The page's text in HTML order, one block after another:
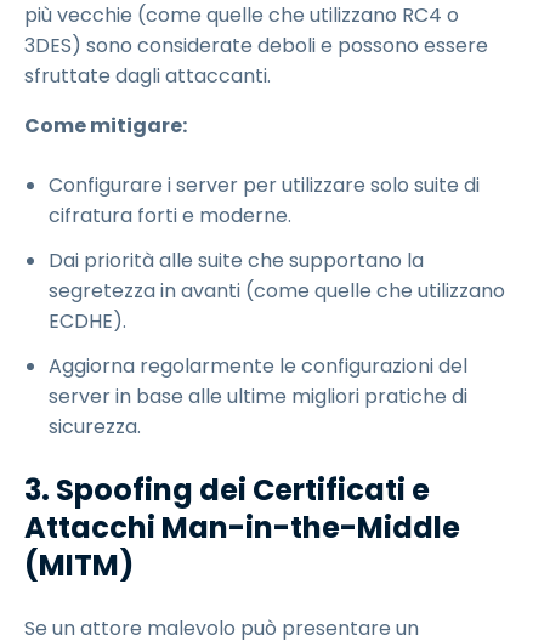
più vecchie (come quelle che utilizzano RC4 o
3DES) sono considerate deboli e possono essere
sfruttate dagli attaccanti.
Come mitigare:
Configurare i server per utilizzare solo suite di
cifratura forti e moderne.
Dai priorità alle suite che supportano la
segretezza in avanti (come quelle che utilizzano
ECDHE).
Aggiorna regolarmente le configurazioni del
server in base alle ultime migliori pratiche di
sicurezza.
3. Spoofing dei Certificati e
Attacchi Man-in-the-Middle
(MITM)
Se un attore malevolo può presentare un